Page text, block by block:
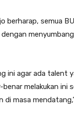
berharap, semua
ini agar ada talent
melakukan ini
masa